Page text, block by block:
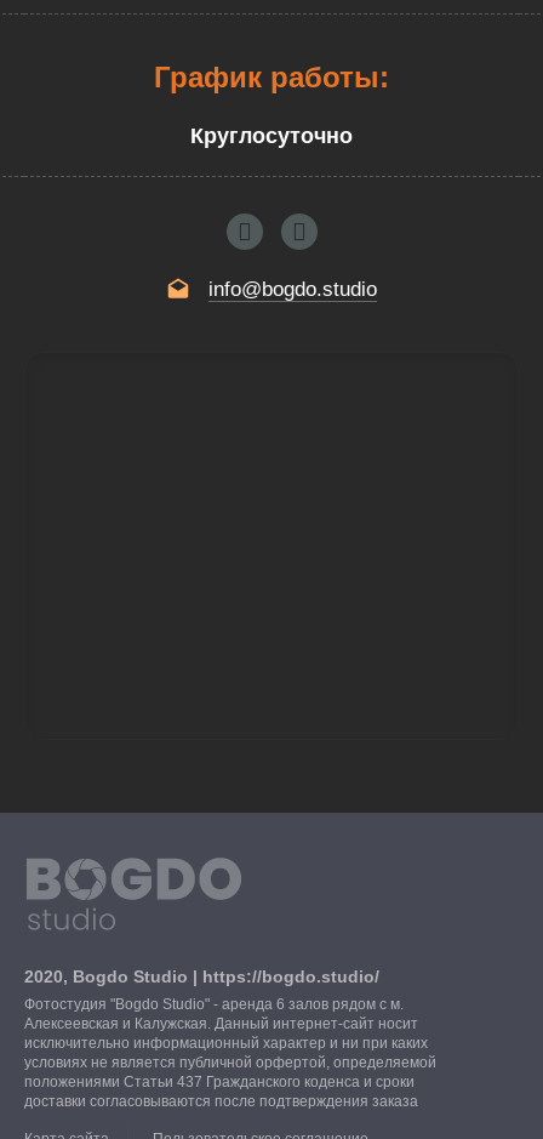
График работы:
Круглосуточно
info@bogdo.studio
2020, Bogdo Studio | https://bogdo.studio/
Фотостудия "Bogdo Studio" - аренда 6 залов рядом с м.
Алексеевская и Калужская. Данный интернет-сайт носит
исключительно информационный характер и ни при каких
условиях не является публичной орфертой, определяемой
положениями Статьи 437 Гражданского коденса и сроки
доставки согласовываются после подтверждения заказа